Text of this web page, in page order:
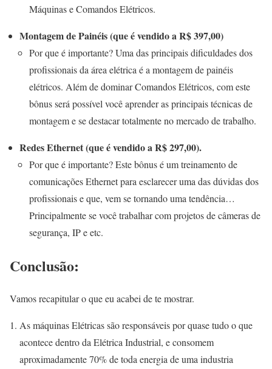
Máquinas e Comandos Elétricos.
Montagem de Painéis (que é vendido a R$ 397,00)
Por que é importante? Uma das principais dificuldades dos
profissionais da área elétrica é a montagem de painéis
elétricos. Além de dominar Comandos Elétricos, com este
bônus será possível você aprender as principais técnicas de
montagem e se destacar totalmente no mercado de trabalho.
Redes Ethernet (que é vendido a R$ 297,00).
Por que é importante? Este bônus é um treinamento de
comunicações Ethernet para esclarecer uma das dúvidas dos
profissionais e que, vem se tornando uma tendência…
Principalmente se você trabalhar com projetos de câmeras de
segurança, IP e etc.
Conclusão:
Vamos recapitular o que eu acabei de te mostrar.
As máquinas Elétricas são responsáveis por quase tudo o que
acontece dentro da Elétrica Industrial, e consomem
aproximadamente 70% de toda energia de uma industria